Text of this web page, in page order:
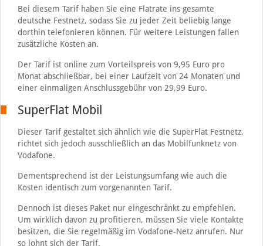
Bei diesem Tarif haben Sie eine Flatrate ins gesamte
deutsche Festnetz, sodass Sie zu jeder Zeit beliebig lange
dorthin telefonieren können. Für weitere Leistungen fallen
zusätzliche Kosten an.
Der Tarif ist online zum Vorteilspreis von 9,95 Euro pro
Monat abschließbar, bei einer Laufzeit von 24 Monaten und
einer einmaligen Anschlussgebühr von 29,99 Euro.
SuperFlat Mobil
Dieser Tarif gestaltet sich ähnlich wie die SuperFlat Festnetz,
richtet sich jedoch ausschließlich an das Mobilfunknetz von
Vodafone.
Dementsprechend ist der Leistungsumfang wie auch die
Kosten identisch zum vorgenannten Tarif.
Dennoch ist dieses Paket nur eingeschränkt zu empfehlen.
Um wirklich davon zu profitieren, müssen Sie viele Kontakte
besitzen, die Sie regelmäßig im Vodafone-Netz anrufen. Nur
so lohnt sich der Tarif.